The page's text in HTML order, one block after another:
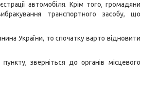
автомобіля. Крім того, громадяни
транспортного засобу, що
України, то спочатку варто відновити
зверніться до органів місцевого